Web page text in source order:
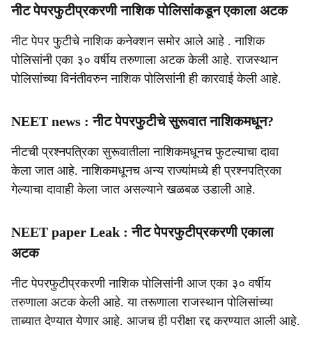
नीट पेपरफुटीप्रकरणी नाशिक पोलिसांकडून एकाला अटक
नीट पेपर फुटीचे नाशिक कनेक्शन समोर आले आहे . नाशिक
पोलिसांनी एका ३० वर्षीय तरुणाला अटक केली आहे. राजस्थान
पोलिसांच्या विनंतीवरुन नाशिक पोलिसांनी ही कारवाई केली आहे.
NEET news : नीट पेपरफुटीचे सुरूवात नाशिकमधून?
नीटची प्रश्नपत्रिका सुरूवातीला नाशिकमधूनच फुटल्याचा दावा
केला जात आहे. नाशिकमधूनच अन्य राज्यांमध्ये ही प्रश्नपत्रिका
गेल्याचा दावाही केला जात असल्याने खळबळ उडाली आहे.
NEET paper Leak : नीट पेपरफुटीप्रकरणी एकाला
अटक
नीट पेपरफुटीप्रकरणी नाशिक पोलिसांनी आज एका ३० वर्षीय
तरुणाला अटक केली आहे. या तरूणाला राजस्थान पोलिसांच्या
ताब्यात देण्यात येणार आहे. आजच ही परीक्षा रद्द करण्यात आली आहे.